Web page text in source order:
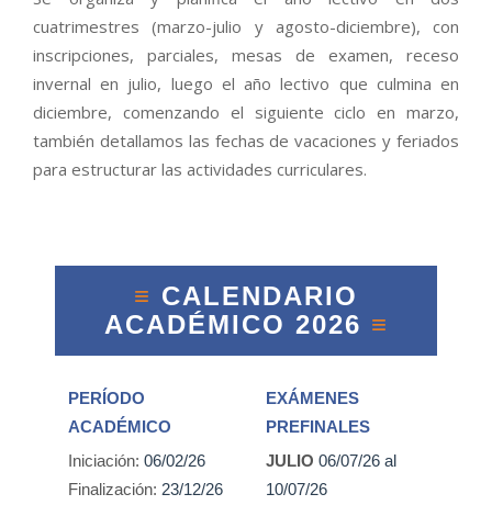
cuatrimestres (marzo-julio y agosto-diciembre), con
inscripciones, parciales, mesas de examen, receso
invernal en julio, luego el año lectivo que culmina en
diciembre, comenzando el siguiente ciclo en marzo,
también detallamos las fechas de vacaciones y feriados
para estructurar las actividades curriculares.
≡ CALENDARIO
ACADÉMICO 2026 ≡
PERÍODO
ACADÉMICO
Iniciación: 06/02/26
Finalización: 23/12/26
EXÁMENES
PREFINALES
JULIO 06/07/26 al
10/07/26